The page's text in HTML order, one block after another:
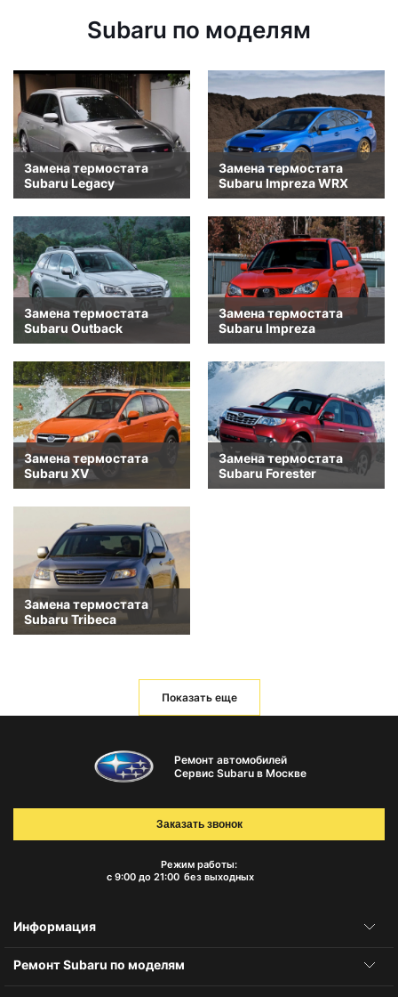
Subaru по моделям
Замена термостата
Subaru Legacy
Замена термостата
Subaru Impreza WRX
Замена термостата
Subaru Outback
Замена термостата
Subaru Impreza
Замена термостата
Subaru XV
Замена термостата
Subaru Forester
Замена термостата
Subaru Tribeca
Показать еще
Ремонт автомобилей
Сервис Subaru в Москве
Режим работы:
с 9:00 до 21:00 без выходных
Заказать звонок
Информация
Ремонт Subaru по моделям